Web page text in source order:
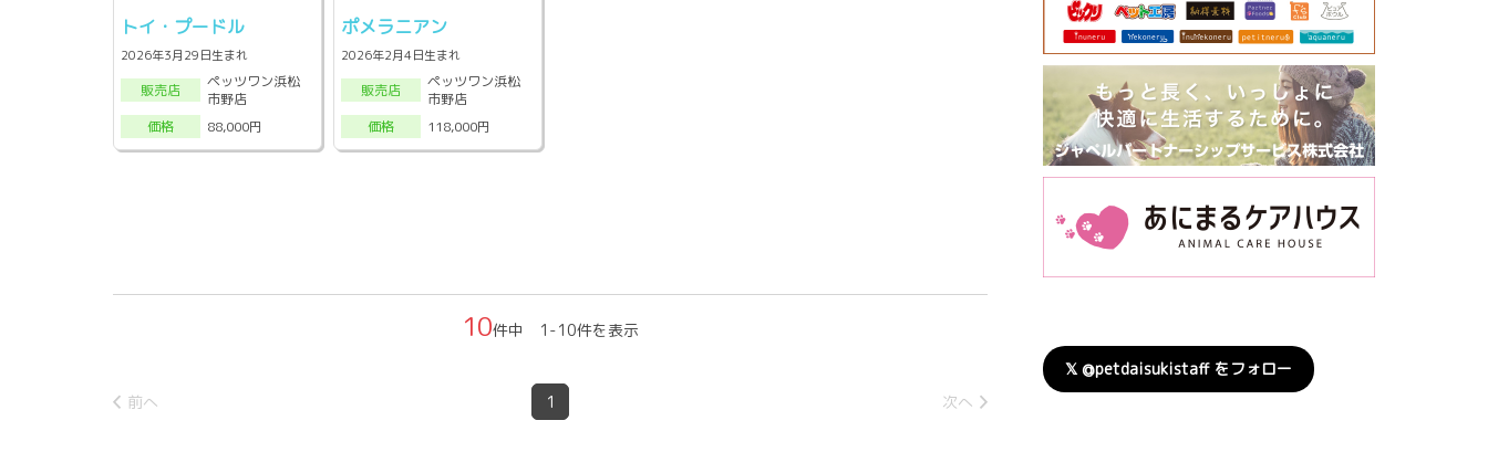
トイ・プードル
2026年3月29日生まれ
販売店
ペッツワン浜松
市野店
価格
88,000円
ポメラニアン
2026年2月4日生まれ
販売店
ペッツワン浜松
市野店
価格
118,000円
10件中 1-10件を表示
前へ 1 次へ
𝕏 @petdaisukistaff をフォロー